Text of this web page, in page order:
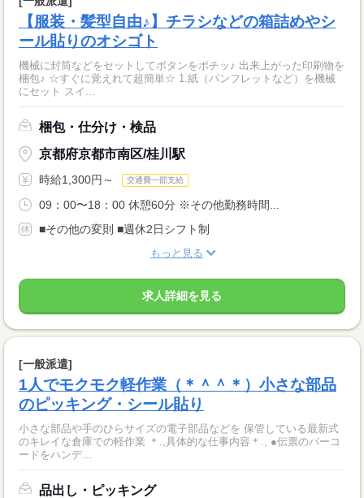
【服装・髪型自由♪】チラシなどの箱詰めやシ
ール貼りのオシゴト
機械に封筒などをセットしてボタンをポチッ♪ 出来上がった印刷物を
梱包♪ ☆すぐに覚えれて超簡単☆ 1.紙（パンフレットなど）を機械
にセット スイ...
梱包・仕分け・検品
京都府京都市南区/桂川駅
時給1,300円～ 交通費一部支給
09：00〜18：00 休憩60分 ※その他勤務時間...
■その他の変則 ■週休2日シフト制
もっと見る
求人詳細を見る
[一般派遣]
1人でモクモク軽作業（＊＾＾＊）小さな部品
のピッキング・シール貼り
小さな部品や手のひらサイズの電子部品などを 保管している最新式
のキレイな倉庫での軽作業 ＊.,具体的な仕事内容＊., ●伝票のバーコ
ードをハンデ...
品出し・ピッキング